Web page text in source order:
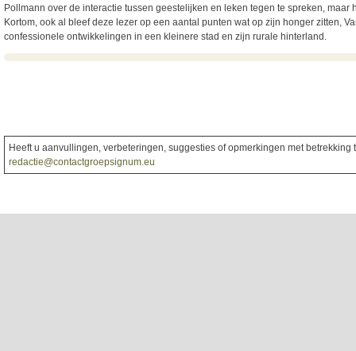
Pollmann over de interactie tussen geestelijken en leken tegen te spreken,
Kortom, ook al bleef deze lezer op een aantal punten wat op zijn honger zitten,
confessionele ontwikkelingen in een kleinere stad en zijn rurale hinterland.
Heeft u aanvullingen, verbeteringen, suggesties of opmerkingen met
redactie@contactgroepsignum.eu